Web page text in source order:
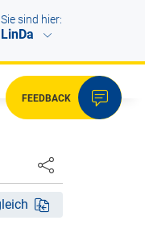
Sie sind hier:
LinDa
FEEDBACK